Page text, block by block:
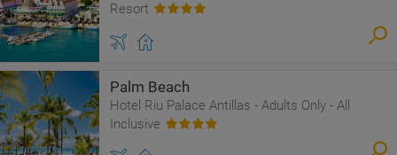
Resort
Palm Beach
Hotel Riu Palace Antillas - Adults Only - All
Inclusive